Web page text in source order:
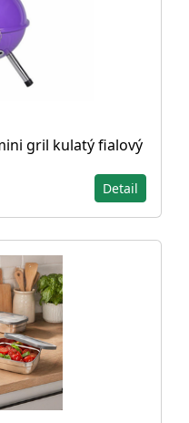
gril kulatý fialový
Detail